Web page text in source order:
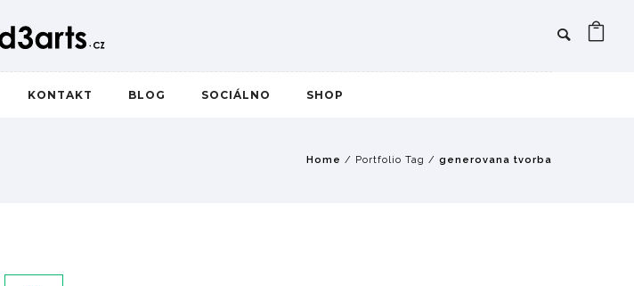
KONTAKT BLOG SOCIÁLNO SHOP
Home / Portfolio Tag / generovana tvorba